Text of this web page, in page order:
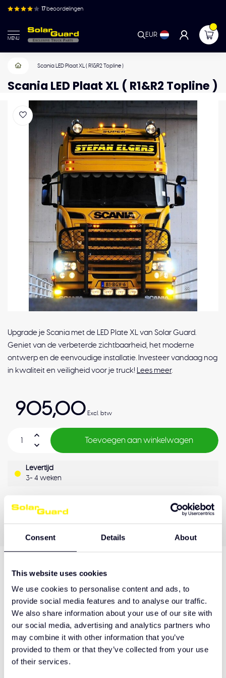
Consent Details About
This website uses cookies
We use cookies to personalise content and ads, to
provide social media features and to analyse our traffic.
We also share information about your use of our site with
our social media, advertising and analytics partners who
may combine it with other information that you’ve
provided to them or that they’ve collected from your use
of their services.
17 beoordelingen
MENU
EUR
Scania LED Plaat XL ( R1&R2 Topline )
Scania LED Plaat XL ( R1&R2 Topline )
Upgrade je Scania met de LED Plate XL van Solar Guard.
Geniet van de verbeterde zichtbaarheid, het moderne
ontwerp en de eenvoudige installatie. Investeer vandaag nog
in kwaliteit en veiligheid voor je truck! Lees meer.
905,00 Excl. btw
Toevoegen aan winkelwagen
Levertijd
3- 4 weken
OEM Kwaliteit Kwaliteitsgarantie
Productomschrijving
Hulp nodig bij het maken van de juiste keuze
of het product afhalen?
Neem contact op